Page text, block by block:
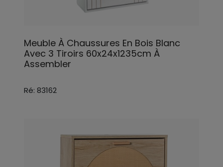
Meuble À Chaussures En Bois Blanc
Avec 3 Tiroirs 60x24x1235cm À
Assembler
Ré: 83162